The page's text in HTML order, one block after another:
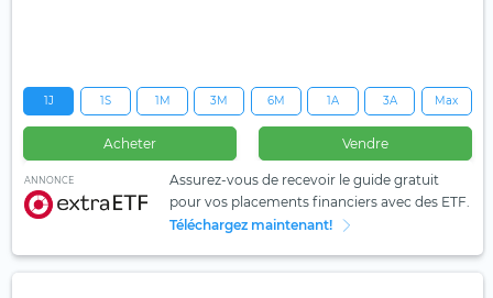
1J 1S 1M 3M 6M 1A 3A Max
Acheter Vendre
ANNONCE
Assurez-vous de recevoir le guide gratuit
pour vos placements financiers avec des ETF.
Téléchargez maintenant!